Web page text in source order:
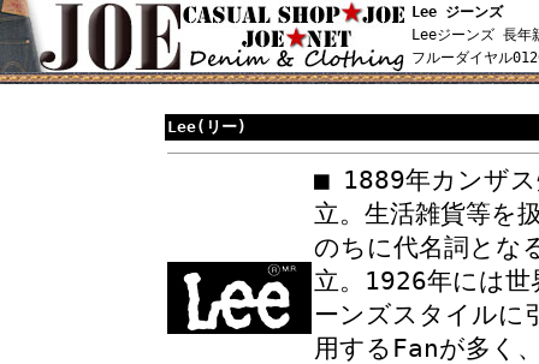
Lee ジーンズ
Leeジーンズ 長年
フルーダイヤル
Lee(リー)
■ 1889年カンザ
立。生活雑貨等を
のちに代名詞とな
立。1926年には
ーンズスタイルに
用するFanが多く